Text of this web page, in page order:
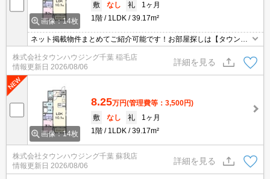
画像：14枚
敷
なし 礼
1ヶ月
1階
1LDK 39.17m²
ネット掲載物件まとめてご紹介可能です！お部屋探しは【タウンハ
ウジング】にお任せください！※オンライン内見・現地待ち合わせ
は事前にご相談ください。
株式会社タウンハウジング千葉 稲毛店
情報更新日 2026/08/06
詳細を見る
画像：14枚
8.25万円(管理費等：3,500円)
敷
なし 礼
1ヶ月
1階
1LDK 39.17m²
株式会社タウンハウジング千葉 蘇我店
情報更新日 2026/08/06
詳細を見る